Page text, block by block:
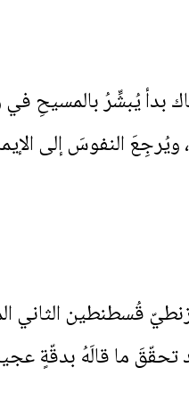
بدأ يُبشِّرُ
النفوسَ إلى
البيزنطيّ قُسطنطين
ما قالَهُ بدقّةٍ